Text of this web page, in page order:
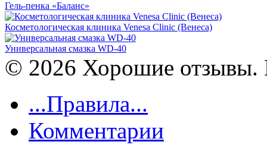
Гель-пенка «Баланс»
Косметологическая клиника Venesa Clinic (Венеса)
Универсальная смазка WD-40
© 2026 Хорошие отзывы.
...Правила...
Комментарии